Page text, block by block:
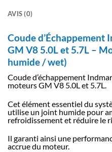
AVIS (0)
Coude d’Échappement
GM V8 5.0L et 5.7L –
humide / wet)
Coude d’échappement
moteurs GM V8 5.0L et 5.7L.
Cet élément essentiel du
utilise un joint humide pour
refroidissement et réduire le
Il garanti ainsi une
accrue du moteur.